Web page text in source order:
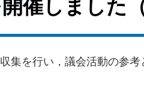
催しました
集を行い，議会活動の参